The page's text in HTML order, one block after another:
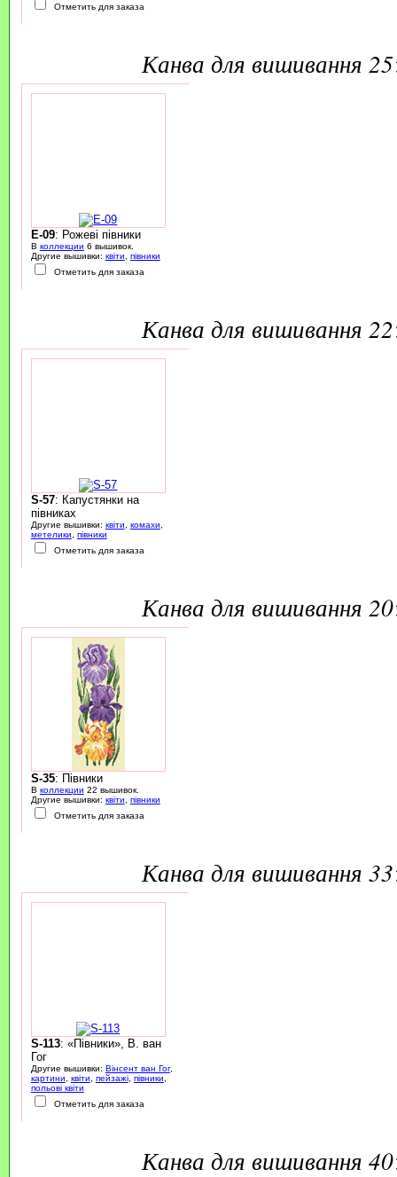
Отметить для заказа
канва для вишивання
E-09: Рожеві півники
В коллекции 6 вышивок.
Другие вышивки: квіти
півники
Отметить для заказа
канва для вишивання
S-57: Капустянки на
півниках
Другие вышивки: квіти комахи
метелики
півники
Отметить для заказа
канва для вишивання
S-35: Півники
В коллекции 22 вышивок.
Другие вышивки: квіти
півники
Отметить для заказа
канва для вишивання
S-113: «Півники», В. ван
Гог
Другие вышивки: Вінсент ван Гог,
картини
квіти пейзажі, півники
польові квіти
Отметить для заказа
канва для вишивання